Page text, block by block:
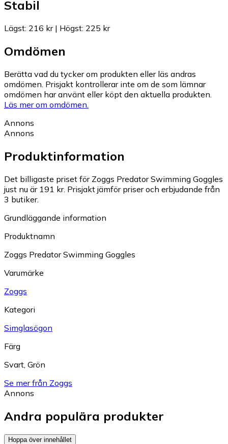
Stabil
Lägst: 216 kr| Högst: 225 kr
Omdömen
Berätta vad du tycker om produkten eller läs andras
omdömen. Prisjakt kontrollerar inte om de som lämnar
omdömen har använt eller köpt den aktuella produkten.
Läs mer om omdömen.
Annons
Annons
Produktinformation
Det billigaste priset för Zoggs Predator Swimming Goggles
just nu är 191 kr. Prisjakt jämför priser och erbjudande från
3 butiker.
Grundläggande information
Produktnamn
Zoggs Predator Swimming Goggles
Varumärke
Zoggs
Kategori
Simglasögon
Färg
Svart, Grön
Se mer från Zoggs
Annons
Andra populära produkter
Hoppa över innehållet